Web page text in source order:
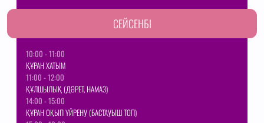
СЕЙСЕНБІ
10:00 - 11:00
ҚҰРАН ХАТЫМ
11:00 - 12:00
ҚҰЛШЫЛЫҚ (ДӘРЕТ, НАМАЗ)
14:00 - 15:00
ҚҰРАН ОҚЫП ҮЙРЕНУ (БАСТАУЫШ ТОП)